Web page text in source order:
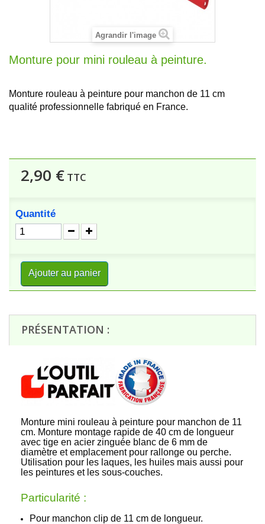
Agrandir l'image
Monture pour mini rouleau à peinture.
Monture rouleau à peinture pour manchon de 11 cm
qualité professionnelle fabriqué en France.
2,90 € TTC
Quantité
Ajouter au panier
PRÉSENTATION :
Monture mini rouleau à peinture pour manchon de 11
cm. Monture montage rapide de 40 cm de longueur
avec tige en acier zinguée blanc de 6 mm de
diamètre et emplacement pour rallonge ou perche.
Utilisation pour les laques, les huiles mais aussi pour
les peintures et les sous-couches.
Particularité :
Pour manchon clip de 11 cm de longueur.